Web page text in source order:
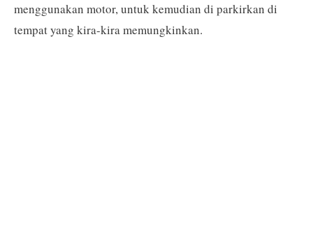
menggunakan motor, untuk kemudian di parkirkan di
tempat yang kira-kira memungkinkan.